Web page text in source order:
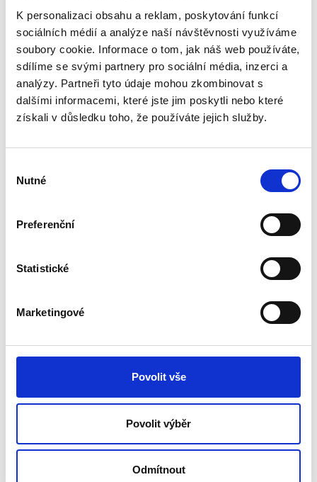
K personalizaci obsahu a reklam, poskytování funkcí
sociálních médií a analýze naší návštěvnosti využíváme
soubory cookie. Informace o tom, jak náš web používáte,
sdílíme se svými partnery pro sociální média, inzerci a
analýzy. Partneři tyto údaje mohou zkombinovat s
dalšími informacemi, které jste jim poskytli nebo které
získali v důsledku toho, že používáte jejich služby.
souhlasu
Nutné
Preferenční
Statistické
Marketingové
Povolit vše
Povolit výběr
Odmítnout
-
Zajistěte pohodlí a ergonomii své práce, ať jste kdekoli.
je lehký, skládací podstavec pod notebook, navržený
výškysnadno přizpůsobíte obrazovku své linii pohledu, čímž
– 6 úrovní nastavení
výšky umožňuje najít ideální postavu pro práci.
tašky nebo batohu.
– protiskluzové podložky zabraňují
Lepší větrání– otevřená konstrukce podporuje chlazení
a chrání zařízení před přehřátím.
recyklovaných materiálů po spotřebitelích.
Certifikovaná ergonomie– testováno společností FIRA
pohodlí, mobilitu a péči o životní prostředí.